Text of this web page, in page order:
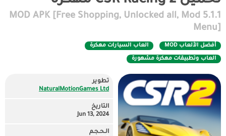
5.1.1 MOD APK [Free Shopping, Unlocked all, Mod
Menu]
أفضل الألعاب MOD العاب السيارات مهكرة
العاب وتطبيقات مهكرة مشهورة
تطوير
NaturalMotionGames Ltd
التاريخ
Jun 13, 2024
الـحـجـم